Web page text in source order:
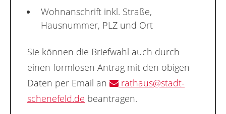
Wohnanschrift inkl. Straße,
Hausnummer, PLZ und Ort
Sie können die Briefwahl auch durch
einen formlosen Antrag mit den obigen
Daten per Email an
rathaus@stadt-
schenefeld.de beantragen.